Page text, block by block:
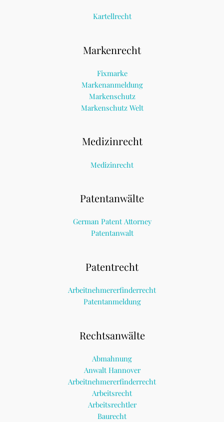
Kartellrecht
Markenrecht
Fixmarke
Markenanmeldung
Markenschutz
Markenschutz Welt
Medizinrecht
Medizinrecht
Patentanwälte
German Patent Attorney
Patentanwalt
Patentrecht
Arbeitnehmererfinderrecht
Patentanmeldung
Rechtsanwälte
Abmahnung
Anwalt Hannover
Arbeitnehmererfinderrecht
Arbeitsrecht
Arbeitsrechtler
Baurecht